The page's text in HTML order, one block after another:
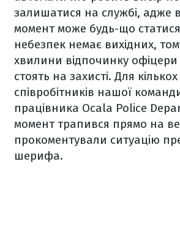
залишатися на службі, адже
момент може будь-що
небезпек немає вихідних,
хвилини відпочинку
стоять на захисті. Для кількох
співробітників нашої
працівника Ocala Police
момент трапився прямо на
прокоментували ситуацію
шерифа.